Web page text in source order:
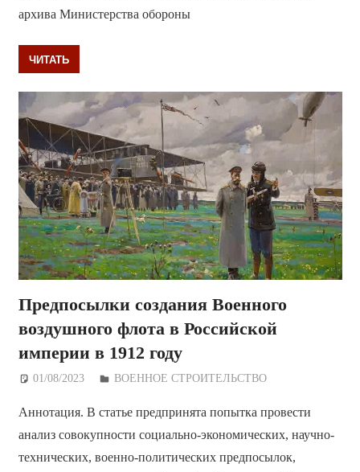
архива Министерства обороны
ЧИТАТЬ
Предпосылки создания Военного
воздушного флота в Российской
империи в 1912 году
01/08/2023 Дежурный по Редакции
ВОЕННОЕ СТРОИТЕЛЬСТВО
Аннотация. В статье предпринята попытка провести
анализ совокупности социально-экономических, научно-
технических, военно-политических предпосылок,